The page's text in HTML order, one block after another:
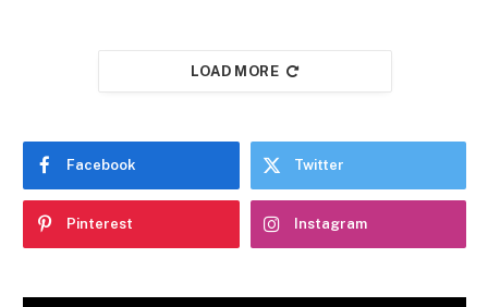
LOAD MORE
Facebook Twitter
Pinterest Instagram